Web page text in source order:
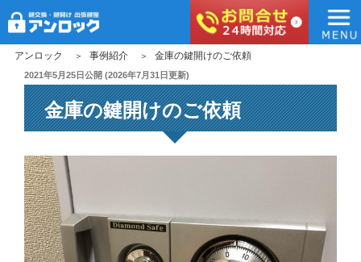
アンロック
アンロック 事例紹介 金庫の鍵開けのご依頼
投
稿
日:
2021年5月25日公開 (2026年7月31日更新)
金庫の鍵開けのご依頼